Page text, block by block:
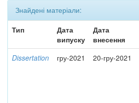
Знайдені матеріали:
Тип
Дата
випуску
Дата
внесення
Dissertation гру-2021 20-гру-2021